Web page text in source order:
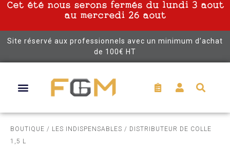
Cet été nous serons fermés du lundi 3 aout
au mercredi 26 aout
Site réservé aux professionnels avec un minimum d’achat
de 100€ HT
BOUTIQUE / LES INDISPENSABLES / DISTRIBUTEUR DE COLLE
1,5 L